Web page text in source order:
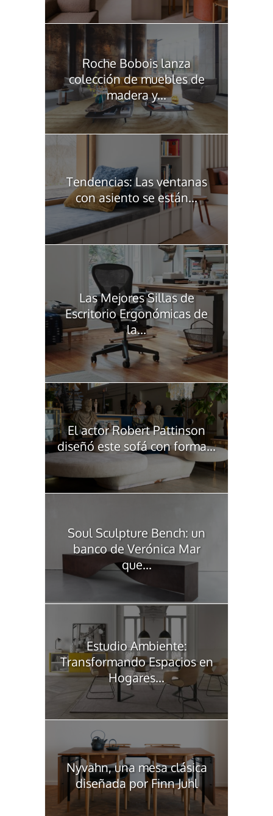
Roche Bobois lanza
colección de muebles de
madera y...
Tendencias: Las ventanas
con asiento se están...
Las Mejores Sillas de
Escritorio Ergonómicas de
la...
El actor Robert Pattinson
diseñó este sofá con forma...
Soul Sculpture Bench: un
banco de Verónica Mar
que...
Estudio Ambiente:
Transformando Espacios en
Hogares...
Nyvahn, una mesa clásica
diseñada por Finn Juhl